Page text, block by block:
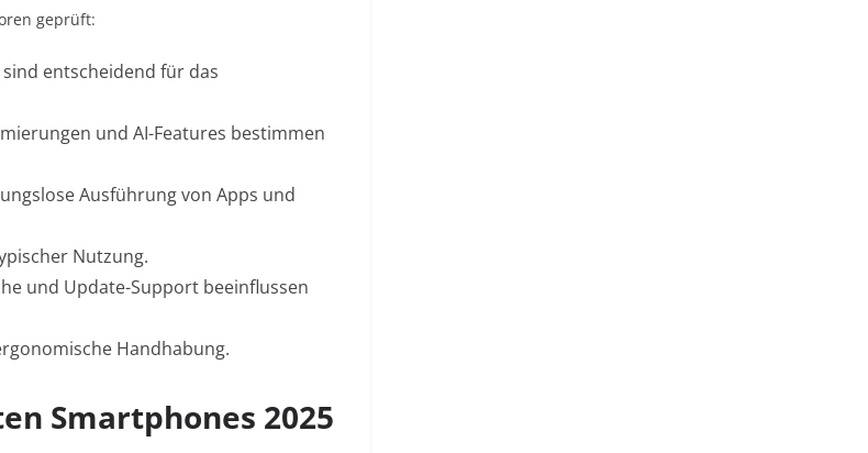
geprüft:
entscheidend für das
und AI-Features bestimmen
Ausführung von Apps und
Nutzung.
und Update-Support beeinflussen
Handhabung.
Smartphones 2025